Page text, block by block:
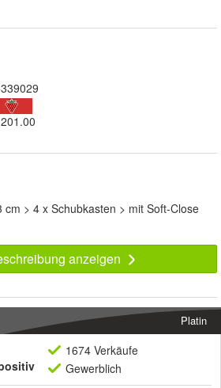
> 4 x Schubkasten > mit Soft-Close
anzeigen
Platin
1674 Verkäufe
Gewerblich